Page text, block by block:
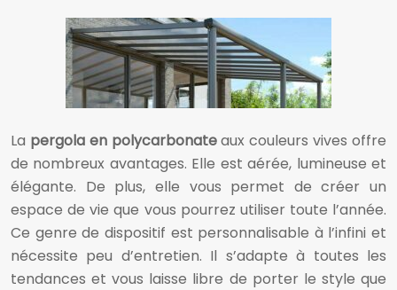
La pergola en polycarbonateaux couleurs vives offre
de nombreux avantages. Elle est aérée, lumineuse et
élégante. De plus, elle vous permet de créer un
espace de vie que vous pourrez utiliser toute l’année.
Ce genre de dispositif est personnalisable à l’infini et
nécessite peu d’entretien. Il s’adapte à toutes les
tendances et vous laisse libre de porter le style que